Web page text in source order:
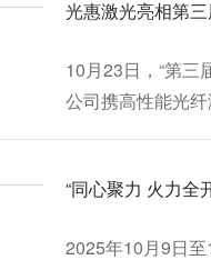
光惠激光亮相第
10月23日，“第
公司携高性能光
热塑性复合材料